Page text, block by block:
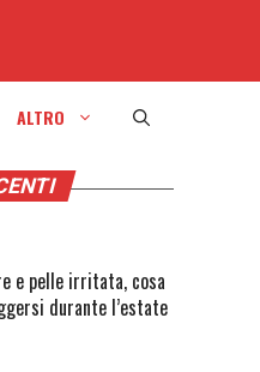
ALTRO
e pelle irritata, cosa
durante l’estate